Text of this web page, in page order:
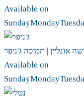
Available on
SundayMonday
אונליין | תמיכה
Available on
SundayMonday